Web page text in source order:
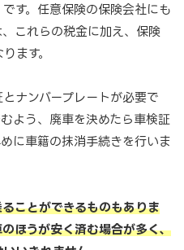
す。任意保険の保険会社にも
これらの税金に加え、保険
ます。
ナンバープレートが必要で
よう、廃車を決めたら車検証
に車籍の抹消手続きを行いま
ことができるものもありま
ほうが安く済む場合が多く、